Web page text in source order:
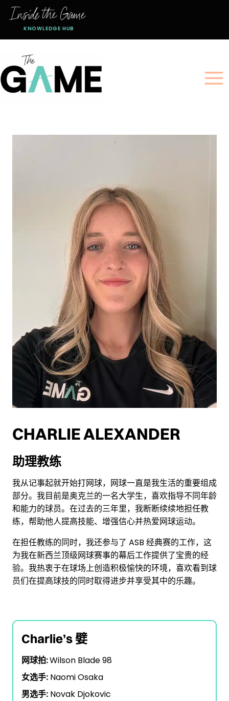
Inside the Game
KNOWLEDGE HUB
CHARLIE ALEXANDER
助理教练
我从记事起就开始打网球，网球一直是我生活的重要组成
部分。我目前是奥克兰的一名大学生，喜欢指导不同年龄
和能力的球员。在过去的三年里，我断断续续地担任教
练，帮助他人提高技能、增强信心并热爱网球运动。
在担任教练的同时，我还参与了 ASB 经典赛的工作，这
为我在新西兰顶级网球赛事的幕后工作提供了宝贵的经
验。我热衷于在球场上创造积极愉快的环境，喜欢看到球
员们在提高球技的同时取得进步并享受其中的乐趣。
Charlie’s 嬖
网球拍:Wilson Blade 98
女选手: Naomi Osaka
男选手: Novak Djokovic